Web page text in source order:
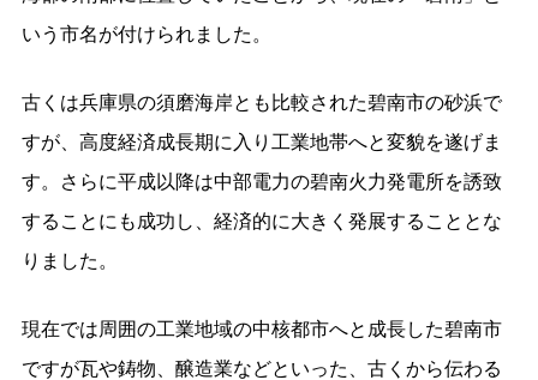
いう市名が付けられました。
古くは兵庫県の須磨海岸とも比較された碧南市の砂浜で
すが、高度経済成長期に入り工業地帯へと変貌を遂げま
す。さらに平成以降は中部電力の碧南火力発電所を誘致
することにも成功し、経済的に大きく発展することとな
りました。
現在では周囲の工業地域の中核都市へと成長した碧南市
ですが瓦や鋳物、醸造業などといった、古くから伝わる